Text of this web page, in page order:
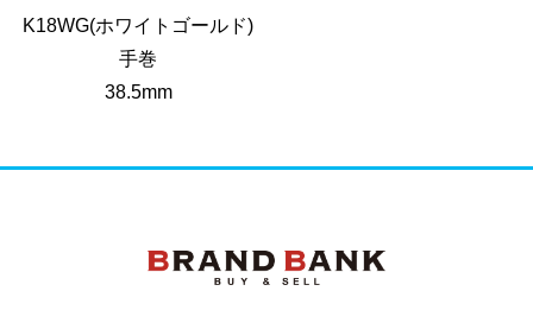
K18WG(ホワイトゴールド)
手巻
38.5mm